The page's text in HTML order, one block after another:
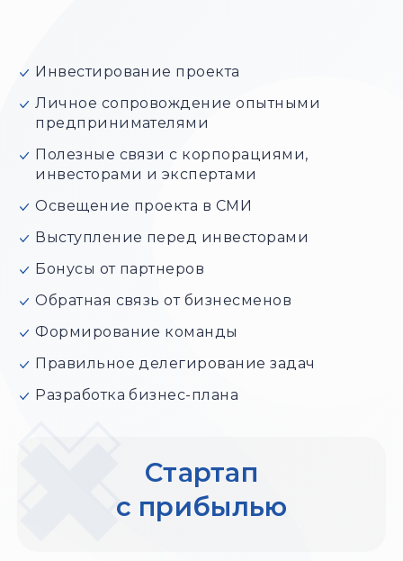
Инвестирование проекта
Личное сопровождение опытными
предпринимателями
Полезные связи с корпорациями,
инвесторами и экспертами
Освещение проекта в СМИ
Выступление перед инвесторами
Бонусы от партнеров
Обратная связь от бизнесменов
Формирование команды
Правильное делегирование задач
Разработка бизнес-плана
Стартап
с прибылью